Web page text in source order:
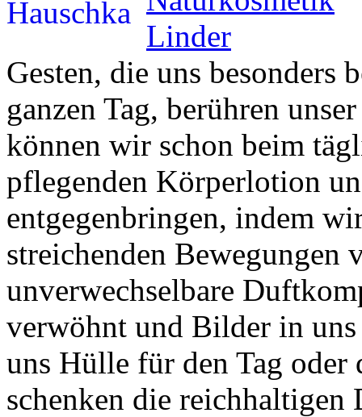
Gesten, die uns besonders
ganzen Tag, berühren
können wir schon beim
pflegenden Körperlotion
entgegenbringen, indem
streichenden Bewegungen
unverwechselbare
verwöhnt und Bilder in
uns Hülle für den Tag oder
schenken die reichhaltigen